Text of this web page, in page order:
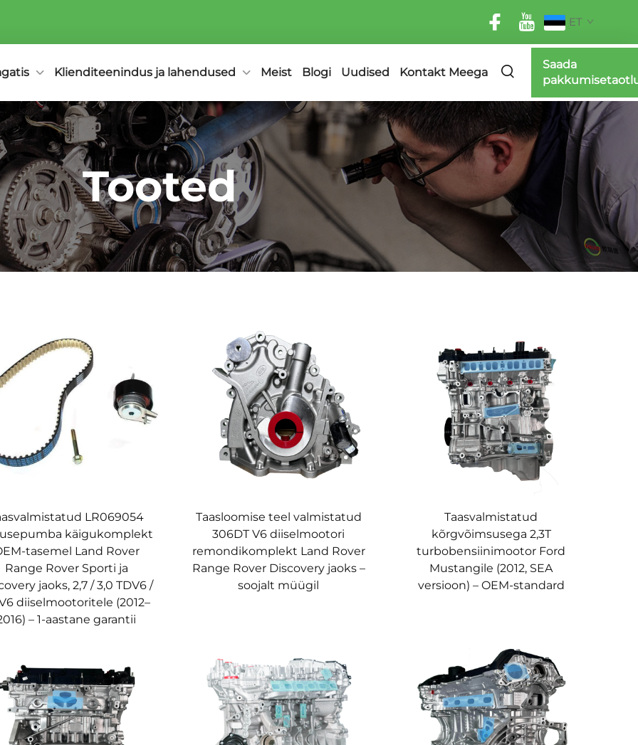
ET
Klienditeenindus ja lahendused Meist Blogi Uudised Kontakt Meega
Saada
Tooted
LR069054
käigukomplekt
tasemel Land Rover
Range Rover Sporti ja
jaoks, 2,7 / 3,0 TDV6 /
diiselmootoritele (2012–
– 1-aastane garantii
Taasloomise teel valmistatud
306DT V6 diiselmootori
remondikomplekt Land Rover
Range Rover Discovery jaoks –
soojalt müügil
Taasvalmistatud
kõrgvõimsusega 2,3T
turbobensiinimootor Ford
Mustangile (2012, SEA
versioon) – OEM-standard